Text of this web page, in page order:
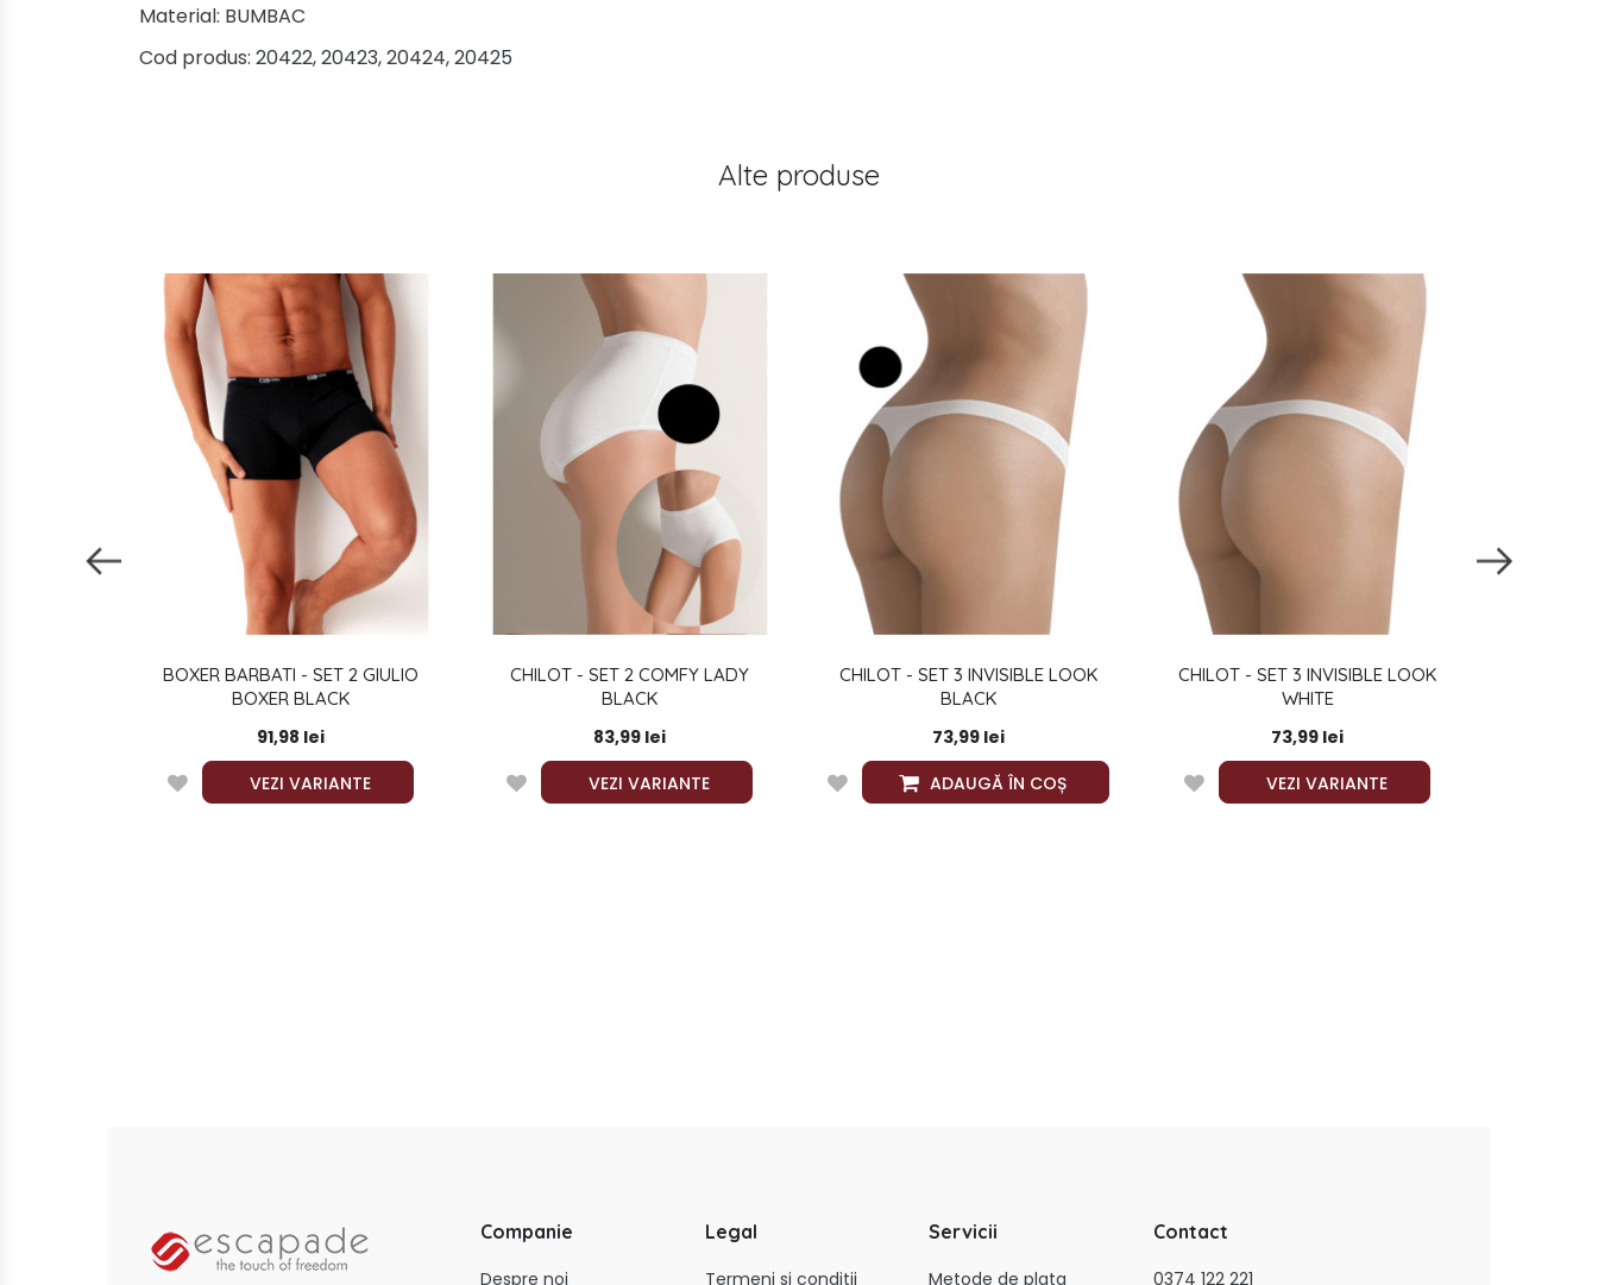
Material: BUMBAC
Cod produs: 20422, 20423, 20424, 20425
Alte produse
BOXER BARBATI - SET 2 GIULIO
BOXER BLACK
91,98 lei
VEZI VARIANTE
CHILOT - SET 2 COMFY LADY
BLACK
83,99 lei
VEZI VARIANTE
CHILOT - SET 3 INVISIBLE LOOK
BLACK
73,99 lei
ADAUGĂ ÎN COȘ
CHILOT - SET 3 INVISIBLE LOOK
WHITE
73,99 lei
VEZI VARIANTE
Companie
Despre noi
Legal
Termeni si conditii
Servicii
Metode de plata
Contact
0374 122 221